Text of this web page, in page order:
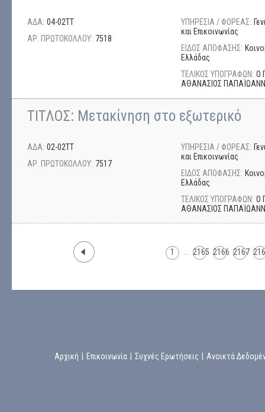
ΑΔΑ: 04-02ΤΤ
ΑΡ. ΠΡΩΤΟΚΟΛΛΟΥ: 7518
ΥΠΗΡΕΣΙΑ / ΦΟΡΕΑΣ:
και Επικοινωνίας
ΕΙΔΟΣ ΑΠΟΦΑΣΗΣ:
Ελλάδας
ΤΕΛΙΚΟΣ ΥΠΟΓΡΑΦΩΝ: Ο
ΑΘΑΝΑΣΙΟΣ
ΤΙΤΛΟΣ: Μετακίνηση στο εξωτερικό
ΑΔΑ: 02-02ΤΤ
ΑΡ. ΠΡΩΤΟΚΟΛΛΟΥ: 7517
ΥΠΗΡΕΣΙΑ / ΦΟΡΕΑΣ:
και Επικοινωνίας
ΕΙΔΟΣ ΑΠΟΦΑΣΗΣ:
Ελλάδας
ΤΕΛΙΚΟΣ ΥΠΟΓΡΑΦΩΝ: Ο
ΑΘΑΝΑΣΙΟΣ
1 2165 2166 2167
Αρχική Επικοινωνία Συχνές Ερωτήσεις Ανοικτά